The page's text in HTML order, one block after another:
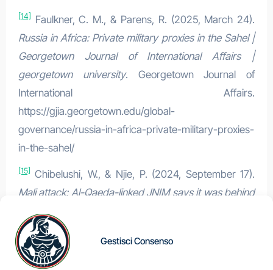
Gestisci Consenso
[14]
Faulkner, C. M., & Parens, R. (2025, March 24).
Russia in Africa: Private military proxies in the Sahel |
Georgetown Journal of International Affairs |
georgetown university. Georgetown Journal of
International Affairs.
https://gjia.georgetown.edu/global-
governance/russia-in-africa-private-military-proxies-
in-the-sahel/
[15] Chibelushi, W., & Njie, P. (2024, September 17).
Mali attack: Al-Qaeda-linked JNIM says it was behind
https://www.bbc.com/news/articles/ce8d996x1r0o
[16]Lapham, J., Okafor, M., & Ibrahim, M. (2026, April